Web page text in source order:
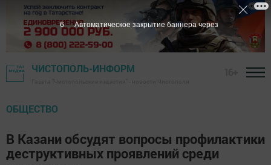
ЧИСТОПОЛЬ-ИНФОРМ
ОБЩЕСТВО
В Казани обсудят вопросы профилактики
деструктивных проявлений среди
5 Автоматическое закрытие баннера через